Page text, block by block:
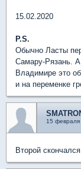
15.02.2020
P.S.
Обычно Ласты
Самару-Рязань.
Владимире это
и на переменке
15
Второй